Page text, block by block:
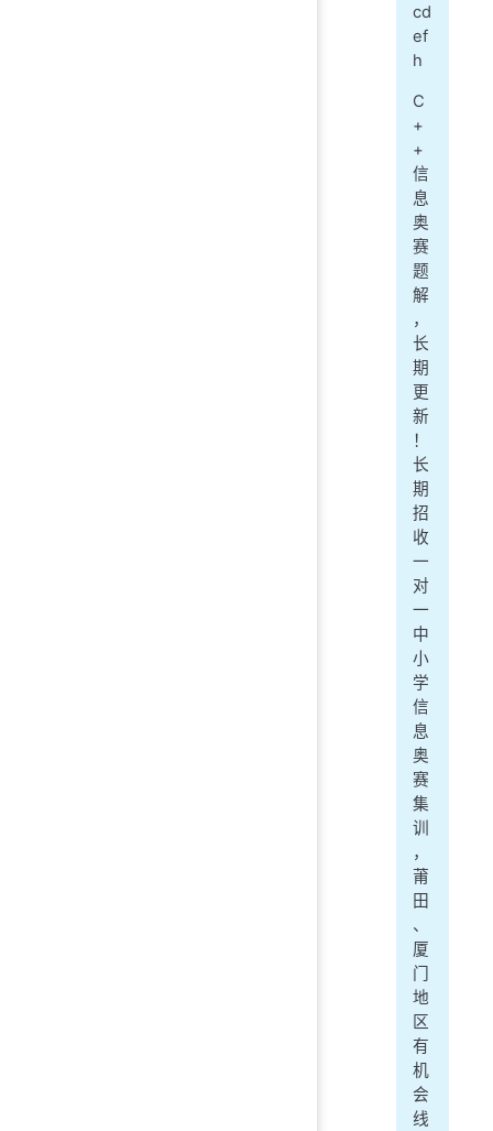
cd
ef
h
C
+
+
信
息
奥
赛
题
解
，
长
期
更
新
！
长
期
招
收
一
对
一
中
小
学
信
息
奥
赛
集
训
，
莆
田
、
厦
门
地
区
有
机
会
线